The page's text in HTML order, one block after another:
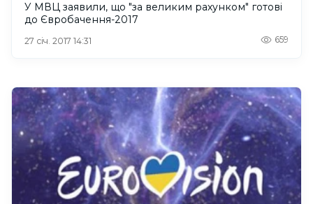
У МВЦ заявили, що "за великим рахунком" готові
до Євробачення-2017
27 січ. 2017 14:31 659